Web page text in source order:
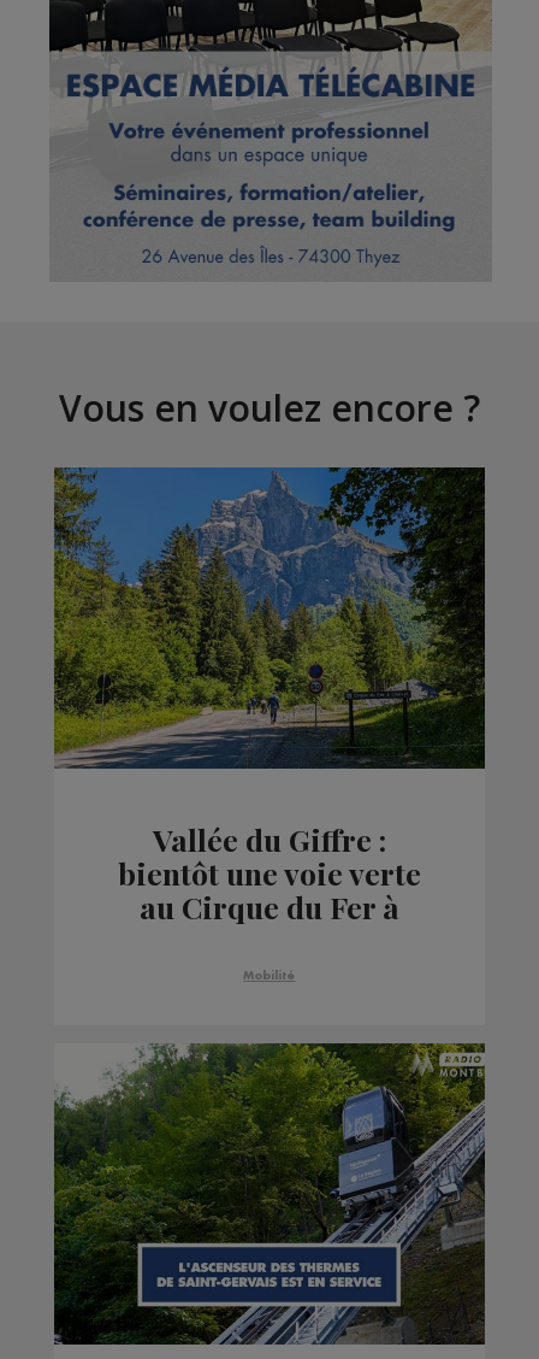
Vous en voulez encore ?
Vallée du Giffre :
bientôt une voie verte
au Cirque du Fer à
Mobilité